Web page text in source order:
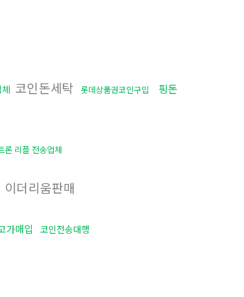
코인돈세탁 롯데상품권코인구입
핑돈
론 리플 전송업체
이더리움판매
가매입 코인전송대행